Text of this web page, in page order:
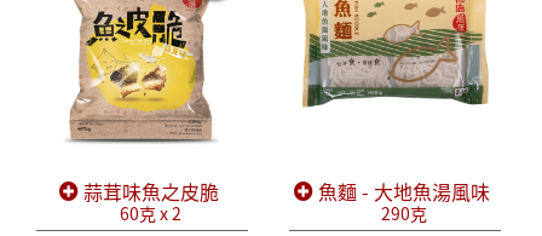
蒜茸味魚之皮脆
60克 x 2
魚麵 - 大地魚湯風味
290克